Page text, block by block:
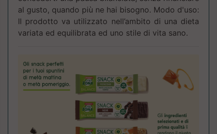
al gusto, quando più ne hai bisogno. Modo d'uso:
Il prodotto va utilizzato nell’ambito di una dieta
variata ed equilibrata ed uno stile di vita sano.